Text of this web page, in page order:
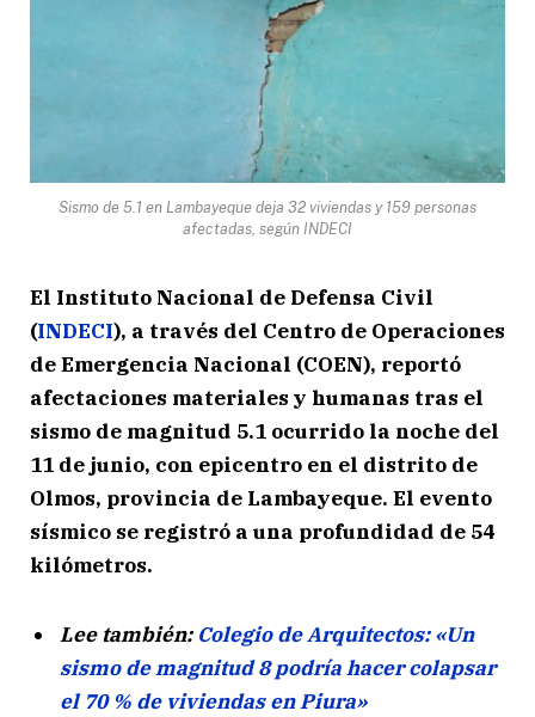
Sismo de 5.1 en Lambayeque deja 32 viviendas y 159 personas
afectadas, según INDECI
El Instituto Nacional de Defensa Civil
(INDECI), a través del Centro de Operaciones
de Emergencia Nacional (COEN), reportó
afectaciones materiales y humanas tras el
sismo de magnitud 5.1 ocurrido la noche del
11 de junio, con epicentro en el distrito de
Olmos, provincia de Lambayeque. El evento
sísmico se registró a una profundidad de 54
kilómetros.
Lee también: Colegio de Arquitectos: «Un
sismo de magnitud 8 podría hacer colapsar
el 70 % de viviendas en Piura»